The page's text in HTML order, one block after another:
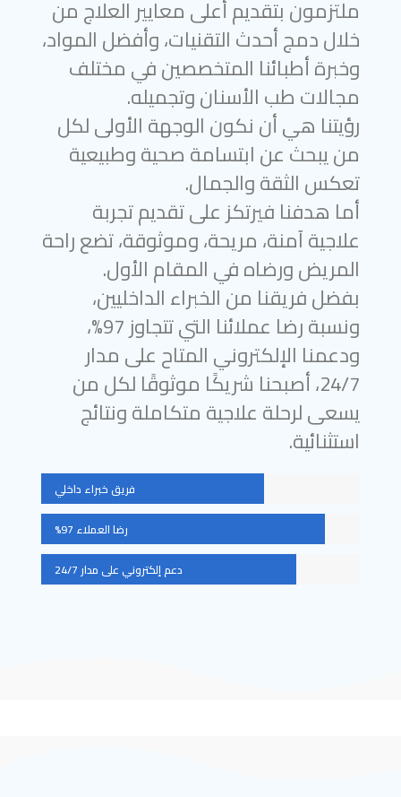
ملتزمون بتقديم أعلى معايير العلاج من
خلال دمج أحدث التقنيات، وأفضل المواد،
وخبرة أطبائنا المتخصصين في مختلف
مجالات طب الأسنان وتجميله.
رؤيتنا هي أن نكون الوجهة الأولى لكل
من يبحث عن ابتسامة صحية وطبيعية
تعكس الثقة والجمال.
أما هدفنا فيرتكز على تقديم تجربة
علاجية آمنة، مريحة، وموثوقة، تضع راحة
المريض ورضاه في المقام الأول.
بفضل فريقنا من الخبراء الداخليين،
ونسبة رضا عملائنا التي تتجاوز 97%،
ودعمنا الإلكتروني المتاح على مدار
24/7، أصبحنا شريكًا موثوقًا لكل من
يسعى لرحلة علاجية متكاملة ونتائج
استثنائية.
فريق خبراء داخلي
رضا العملاء 97%
دعم إلكتروني على مدار 24/7